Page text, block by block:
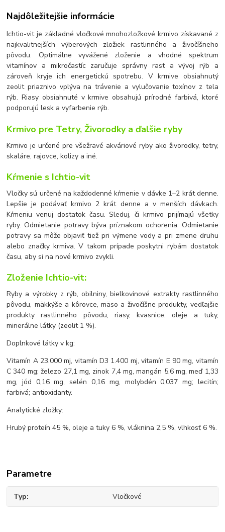
Najdôležitejšie informácie
Ichtio-vit je základné vločkové mnohozložkové krmivo získavané z
najkvalitnejších výberových zložiek rastlinného a živočíšneho
pôvodu. Optimálne vyvážené zloženie a vhodné spektrum
vitamínov a mikročastíc zaručuje správny rast a vývoj rýb a
zároveň kryje ich energetickú spotrebu. V krmive obsiahnutý
zeolit priaznivo vplýva na trávenie a vylučovanie toxínov z tela
rýb. Riasy obsiahnuté v krmive obsahujú prírodné farbivá, ktoré
podporujú lesk a vyfarbenie rýb.
Krmivo pre Tetry, Živorodky a ďalšie ryby
Krmivo je určené pre všežravé akváriové ryby ako živorodky, tetry,
skaláre, rajovce, kolizy a iné.
Kŕmenie s Ichtio-vit
Vločky sú určené na každodenné kŕmenie v dávke 1–2 krát denne.
Lepšie je podávať krmivo 2 krát denne a v menších dávkach.
Kŕmeniu venuj dostatok času. Sleduj, či krmivo prijímajú všetky
ryby. Odmietanie potravy býva príznakom ochorenia. Odmietanie
potravy sa môže objaviť tiež pri výmene vody a pri zmene druhu
alebo značky krmiva. V takom prípade poskytni rybám dostatok
času, aby si na nové krmivo zvykli.
Zloženie Ichtio-vit:
Ryby a výrobky z rýb, obilniny, bielkovinové extrakty rastlinného
pôvodu, mäkkýše a kôrovce, mäso a živočíšne produkty, vedľajšie
produkty rastlinného pôvodu, riasy, kvasnice, oleje a tuky,
minerálne látky (zeolit 1 %).
Doplnkové látky v kg:
Vitamín A 23.000 mj, vitamín D3 1.400 mj, vitamín E 90 mg, vitamín
C 340 mg; železo 27,1 mg, zinok 7,4 mg, mangán 5,6 mg, meď 1,33
mg, jód 0,16 mg, selén 0,16 mg, molybdén 0,037 mg; lecitín;
farbivá; antioxidanty.
Analytické zložky:
Hrubý proteín 45 %, oleje a tuky 6 %, vláknina 2,5 %, vlhkosť 6 %.
Parametre
Typ Vločkové